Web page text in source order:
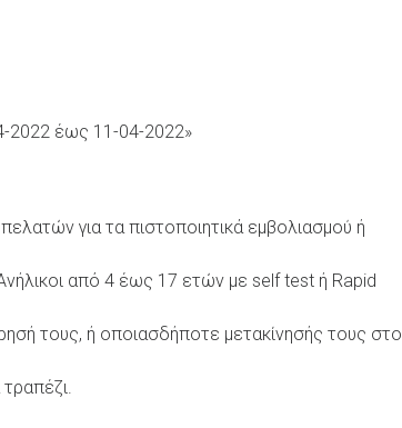
2022 έως 11-04-2022»
για τα πιστοποιητικά εμβολιασμού ή
από 4 έως 17 ετών με self test ή Rapid
τους, ή οποιασδήποτε μετακίνησής τους στο